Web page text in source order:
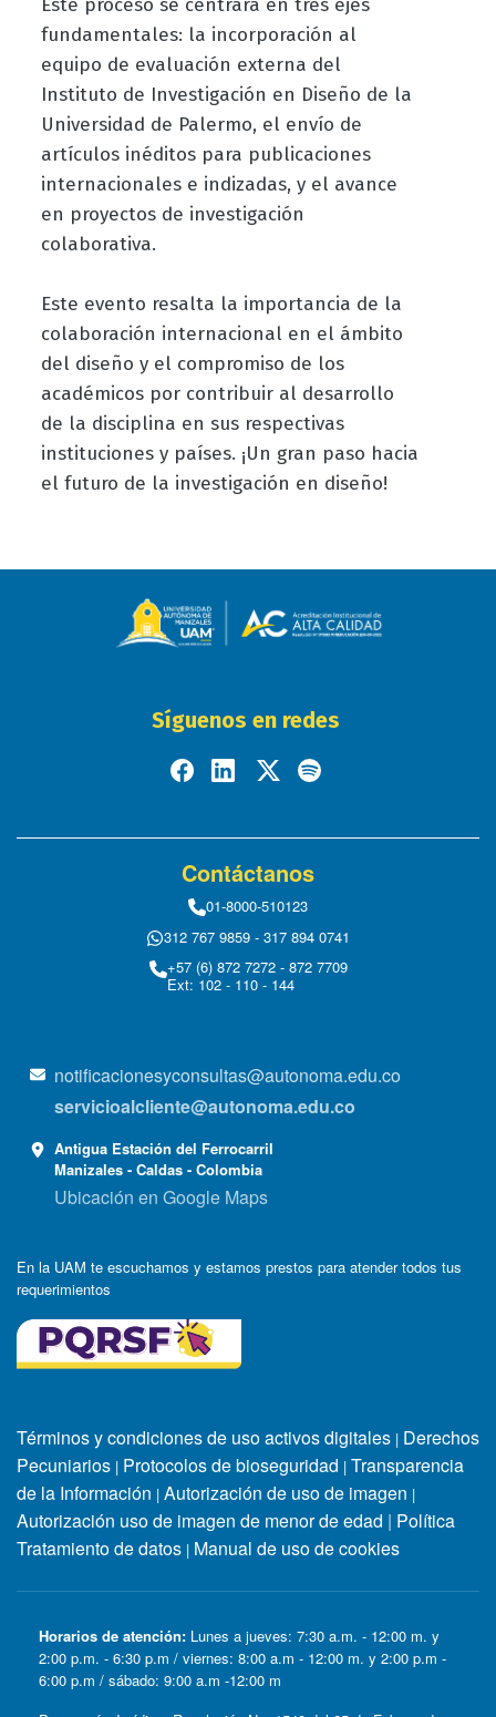
fundamentales: la incorporación al
equipo de evaluación externa del
Instituto de Investigación en Diseño de la
Universidad de Palermo, el envío de
artículos inéditos para publicaciones
internacionales e indizadas, y el avance
en proyectos de investigación
colaborativa.
Este evento resalta la importancia de la
colaboración internacional en el ámbito
del diseño y el compromiso de los
académicos por contribuir al desarrollo
de la disciplina en sus respectivas
instituciones y países. ¡Un gran paso hacia
el futuro de la investigación en diseño!
Síguenos en redes
Contáctanos
01-8000-510123
312 767 9859 - 317 894 0741
+57 (6) 872 7272 - 872 7709
Ext: 102 - 110 - 144
notificacionesyconsultas@autonoma.edu.co
servicioalcliente@autonoma.edu.co
Antigua Estación del Ferrocarril
Manizales - Caldas - Colombia
Ubicación en Google Maps
En la UAM te escuchamos y estamos prestos para atender todos tus
requerimientos
Términos y condiciones de uso activos digitales | Derechos
Pecuniarios | Protocolos de bioseguridad | Transparencia
de la Información | Autorización de uso de imagen |
Autorización uso de imagen de menor de edad | Política
Tratamiento de datos | Manual de uso de cookies
Horarios de atención: Lunes a jueves: 7:30 a.m. - 12:00 m. y
2:00 p.m. - 6:30 p.m / viernes: 8:00 a.m - 12:00 m. y 2:00 p.m -
6:00 p.m / sábado: 9:00 a.m -12:00 m